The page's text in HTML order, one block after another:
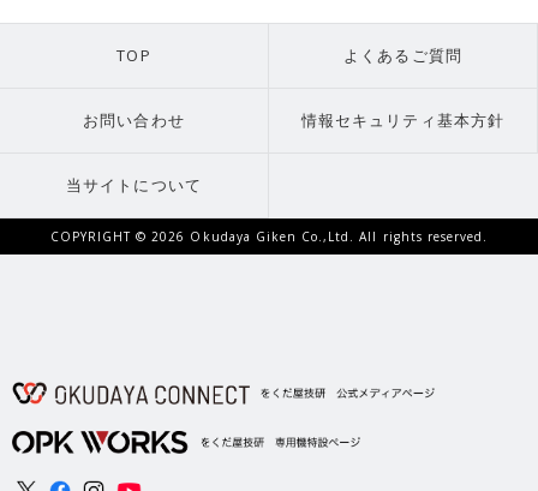
TOP よくあるご質問
お問い合わせ 情報セキュリティ基本方針
当サイトについて
COPYRIGHT ©2026 Okudaya Giken Co.,Ltd. All rights reserved.